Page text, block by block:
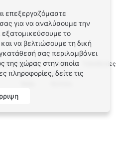
Εργασία
στην
Λήψη
ενημερωτικού
Τοποθεσίες
επεξεργαζόμαστε
για να αναλύσουμε την
το
να βελτιώσουμε τη δική
σας περιλαμβάνει
της χώρας στην οποία
πληροφορίες, δείτε τις